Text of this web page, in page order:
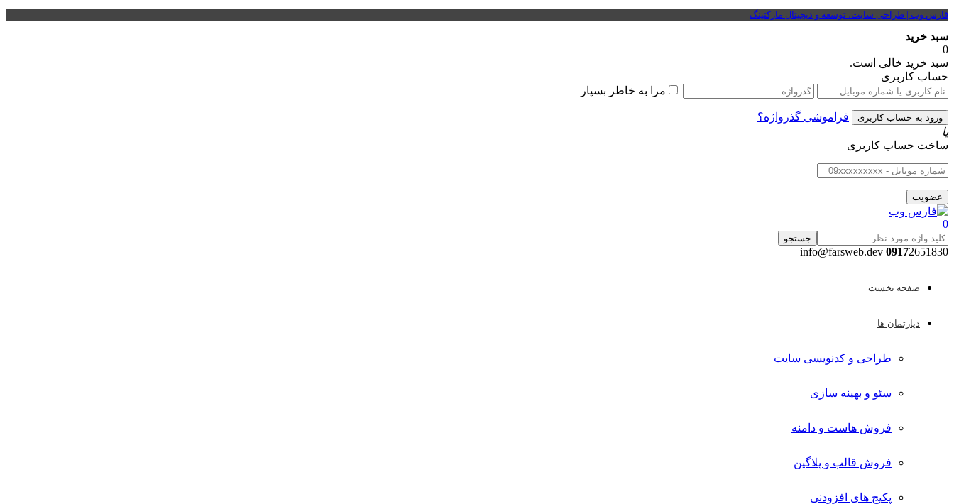
فارس وب | طراحی سایت، توسعه و دیجیتال مارکتینگ
سبد خرید
0
سبد خرید خالی است.
حساب کاربری
مرا به خاطر بسپار
فراموشی گذرواژه؟
یا
ساخت حساب کاربری
0
جستجو
09172651830 info@farsweb.dev
صفحه نخست
دپارتمان ها
طراحی و کدنویسی سایت
سئو و بهینه سازی
فروش هاست و دامنه
فروش قالب و پلاگین
پکیج های افزودنی